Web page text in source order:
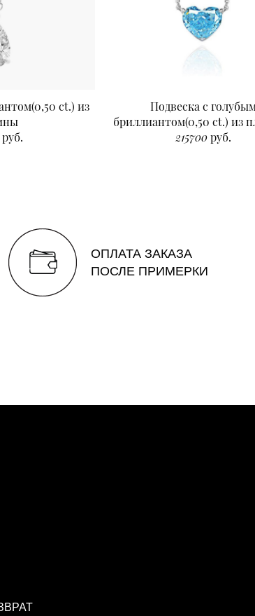
ct.) из
руб.
Подвеска с
бриллиантом(0,50 ct.) из
215700руб.
ОПЛАТА ЗАКАЗА
ПОСЛЕ ПРИМЕРКИ